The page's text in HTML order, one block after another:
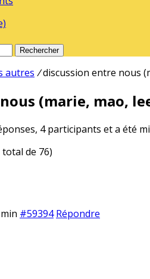
Rechercher
autres /discussion entre nous
(marie, mao,
4 participants et a été
de 76)
#59394 Répondre